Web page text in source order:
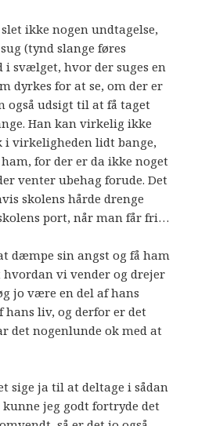
ikke nogen undtagelse,
(tynd slange føres
i svælget, hvor der suges en
dyrkes for at se, om der er
også udsigt til at få taget
Han kan virkelig ikke
i virkeligheden lidt bange,
for der er da ikke noget
venter ubehag forude. Det
skolens hårde drenge
port, når man får fri…
dæmpe sin angst og få ham
hvordan vi vender og drejer
jo være en del af hans
hans liv, og derfor er det
det nogenlunde ok med at
sige ja til at deltage i sådan
jeg godt fortryde det